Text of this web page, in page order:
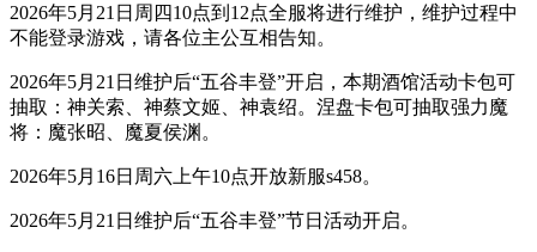
2026年5月21日周四10点到12点全服将进行维护，维护过程中
不能登录游戏，请各位主公互相告知。
2026年5月21日维护后“五谷丰登”开启，本期酒馆活动卡包可
抽取：神关索、神蔡文姬、神袁绍。涅盘卡包可抽取强力魔
将：魔张昭、魔夏侯渊。
2026年5月16日周六上午10点开放新服s458。
2026年5月21日维护后“五谷丰登”节日活动开启。